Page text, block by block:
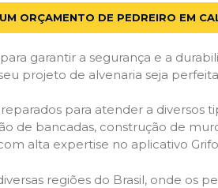
ORÇAMENTO DE PEDREIRO EM
garantir a segurança e a
projeto de alvenaria seja
para atender a diversos
de bancadas, construção de
alta expertise no aplicativo
regiões do Brasil, onde os